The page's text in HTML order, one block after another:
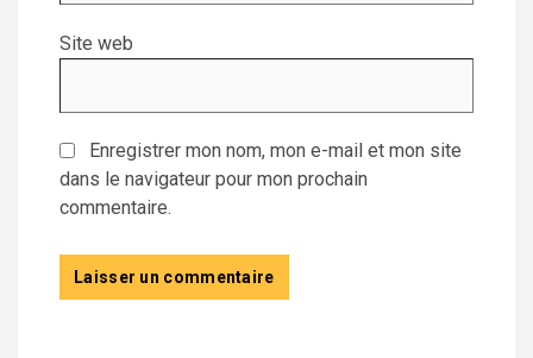
Site web
Enregistrer mon nom, mon e-mail et mon site
dans le navigateur pour mon prochain
commentaire.